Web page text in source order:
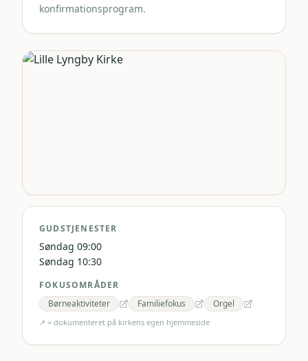
konfirmationsprogram.
GUDSTJENESTER
Søndag 09:00
Søndag 10:30
FOKUSOMRÅDER
Børneaktiviteter
Familiefokus Orgel
↗ = dokumenteret på kirkens egen hjemmeside